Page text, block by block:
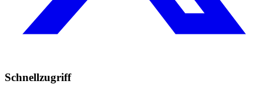
Schnellzugriff